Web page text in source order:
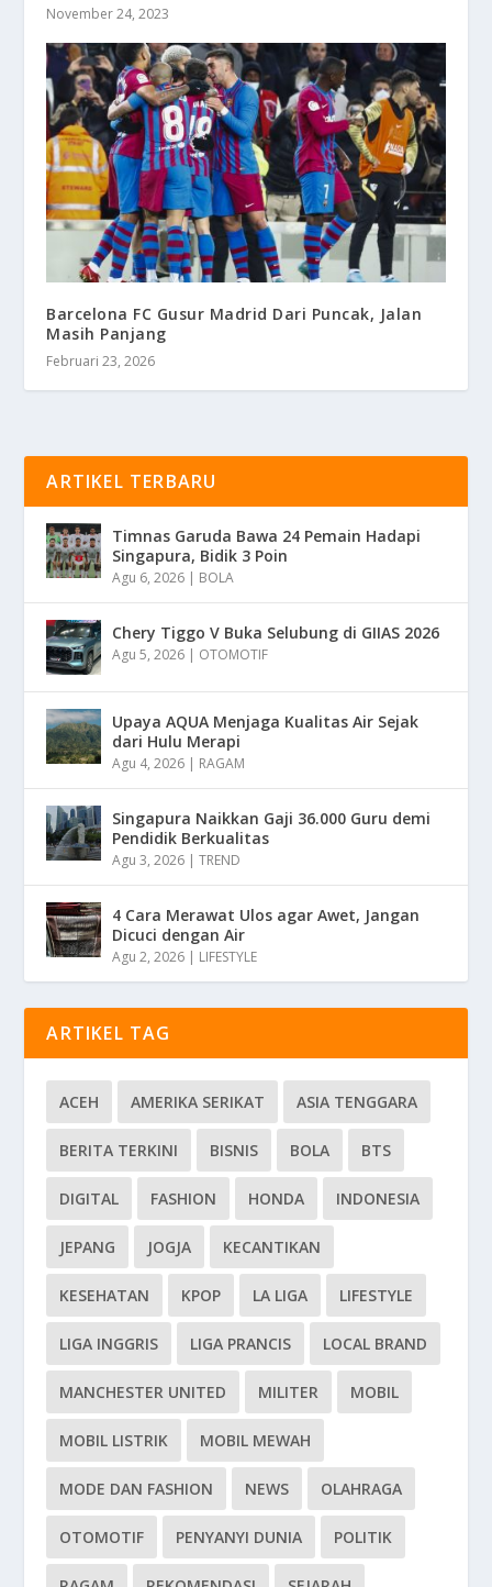
November 24, 2023
Barcelona FC Gusur Madrid Dari Puncak, Jalan
Masih Panjang
Februari 23, 2026
ARTIKEL TERBARU
Timnas Garuda Bawa 24 Pemain Hadapi
Singapura, Bidik 3 Poin
Agu 6, 2026 | BOLA
Chery Tiggo V Buka Selubung di GIIAS 2026
Agu 5, 2026 | OTOMOTIF
Upaya AQUA Menjaga Kualitas Air Sejak
dari Hulu Merapi
Agu 4, 2026 | RAGAM
Singapura Naikkan Gaji 36.000 Guru demi
Pendidik Berkualitas
Agu 3, 2026 |TREND
4 Cara Merawat Ulos agar Awet, Jangan
Dicuci dengan Air
Agu 2, 2026 | LIFESTYLE
ARTIKEL TAG
ACEH AMERIKA SERIKAT ASIA TENGGARA
BERITA TERKINI BISNIS BOLA BTS
DIGITAL FASHION HONDA INDONESIA
JEPANG JOGJA KECANTIKAN
KESEHATAN KPOP LA LIGA LIFESTYLE
LIGA INGGRIS LIGA PRANCIS LOCAL BRAND
MANCHESTER UNITED MILITER MOBIL
MOBIL LISTRIK MOBIL MEWAH
MODE DAN FASHION NEWS OLAHRAGA
OTOMOTIF PENYANYI DUNIA POLITIK